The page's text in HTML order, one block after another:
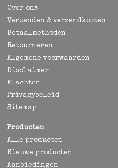
Over ons
Verzenden & verzendkosten
Betaalmethoden
Retourneren
Algemene voorwaarden
Disclaimer
Klachten
Privacybeleid
Sitemap
Producten
Alle producten
Nieuwe producten
Aanbiedingen